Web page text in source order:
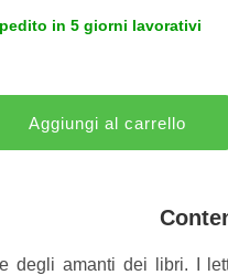
in 5 giorni lavorativi
degli amanti dei libri. I